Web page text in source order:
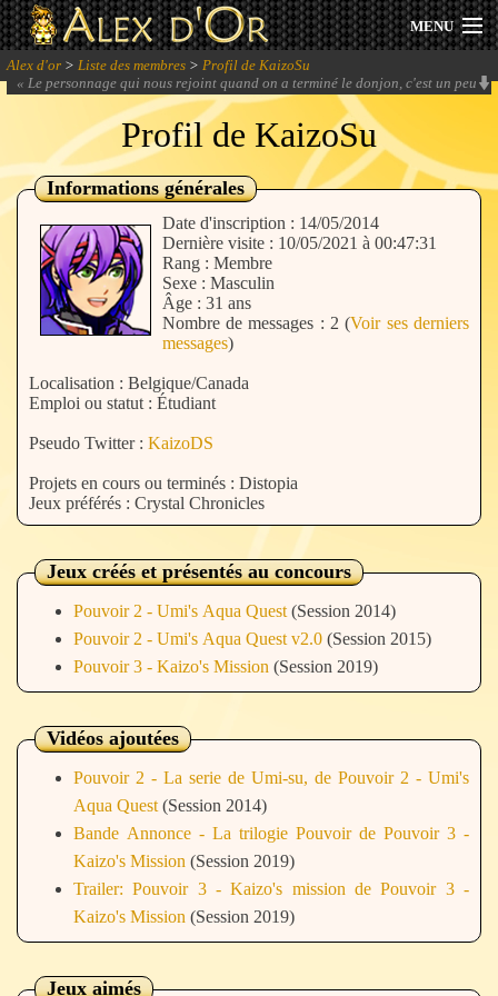
MENU
Actualités
Session 2026
Archives
Forum
Communauté
Se connecter
S'inscrire
Alex d'or > Liste des membres > Profil de KaizoSu
« Le personnage qui nous rejoint quand on a terminé le donjon, c'est un peu
comme : "oh une mouche à péter je viens de nulle part jte connais pas JE TE
REJOINS!" ça lui vient comme une envie de chier là, pas de background, le
néant, pas d'intrigue liée à ça.
Profil de KaizoSu
Informations générales
Date d'inscription : 14/05/2014
Dernière visite : 10/05/2021 à 00:47:31
Rang : Membre
Sexe : Masculin
Âge : 31 ans
Nombre de messages : 2 (Voir ses derniers
messages)
Localisation : Belgique/Canada
Emploi ou statut : Étudiant
Pseudo Twitter : KaizoDS
Projets en cours ou terminés : Distopia
Jeux préférés : Crystal Chronicles
Jeux créés et présentés au concours
Pouvoir 2 - Umi's Aqua Quest (Session 2014)
Pouvoir 2 - Umi's Aqua Quest v2.0 (Session 2015)
Pouvoir 3 - Kaizo's Mission (Session 2019)
Vidéos ajoutées
Pouvoir 2 - La serie de Umi-su, de Pouvoir 2 - Umi's
Aqua Quest (Session 2014)
Bande Annonce - La trilogie Pouvoir de Pouvoir 3 -
Kaizo's Mission (Session 2019)
Trailer: Pouvoir 3 - Kaizo's mission de Pouvoir 3 -
Kaizo's Mission (Session 2019)
Jeux aimés